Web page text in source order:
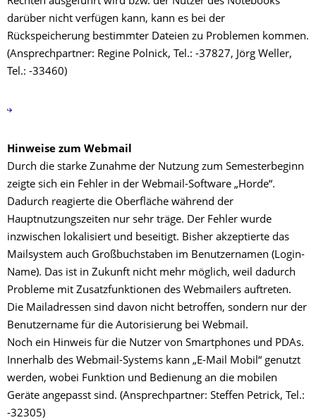
darüber nicht verfügen kann, kann es bei der
Rückspeicherung bestimmter Dateien zu Problemen kommen.
(Ansprechpartner: Regine Polnick, Tel.: -37827, Jörg Weller,
Tel.: -33460)
Hinweise zum Webmail
Durch die starke Zunahme der Nutzung zum Semesterbeginn
zeigte sich ein Fehler in der Webmail-Software „Horde“.
Dadurch reagierte die Oberfläche während der
Hauptnutzungszeiten nur sehr träge. Der Fehler wurde
inzwischen lokalisiert und beseitigt. Bisher akzeptierte das
Mailsystem auch Großbuchstaben im Benutzernamen (Login-
Name). Das ist in Zukunft nicht mehr möglich, weil dadurch
Probleme mit Zusatzfunktionen des Webmailers auftreten.
Die Mailadressen sind davon nicht betroffen, sondern nur der
Benutzername für die Autorisierung bei Webmail.
Noch ein Hinweis für die Nutzer von Smartphones und PDAs.
Innerhalb des Webmail-Systems kann „E-Mail Mobil“ genutzt
werden, wobei Funktion und Bedienung an die mobilen
Geräte angepasst sind. (Ansprechpartner: Steffen Petrick, Tel.:
-32305)